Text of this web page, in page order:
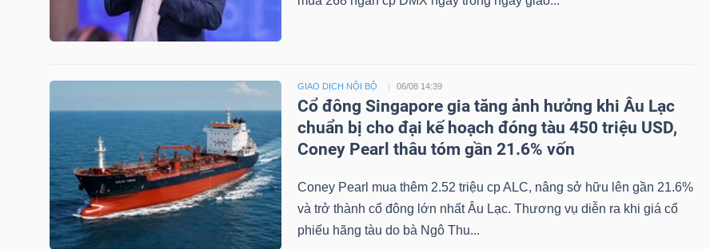
GIAO DỊCH NỘI BỘ 06/08 14:39
Cổ đông Singapore gia tăng ảnh hưởng khi Âu Lạc
chuẩn bị cho đại kế hoạch đóng tàu 450 triệu USD,
Coney Pearl thâu tóm gần 21.6% vốn
Coney Pearl mua thêm 2.52 triệu cp ALC, nâng sở hữu lên gần 21.6%
và trở thành cổ đông lớn nhất Âu Lạc. Thương vụ diễn ra khi giá cổ
phiếu hãng tàu do bà Ngô Thu...
NGUYÊN
VẬT
LIỆU